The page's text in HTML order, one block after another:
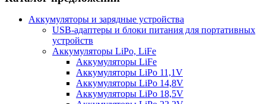
Аккумуляторы и зарядные устройства
USB-адаптеры и блоки питания для портативных
устройств
Аккумуляторы LiPo, LiFe
Аккумуляторы LiFe
Аккумуляторы LiPo 11,1V
Аккумуляторы LiPo 14,8V
Аккумуляторы LiPo 18,5V